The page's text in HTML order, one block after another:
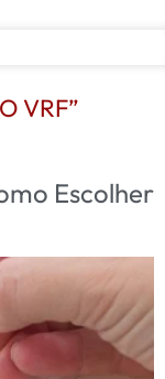
VRF”
Escolher